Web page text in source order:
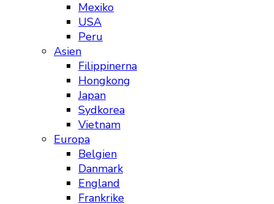
Mexiko
USA
Peru
Asien
Filippinerna
Hongkong
Japan
Sydkorea
Vietnam
Europa
Belgien
Danmark
England
Frankrike